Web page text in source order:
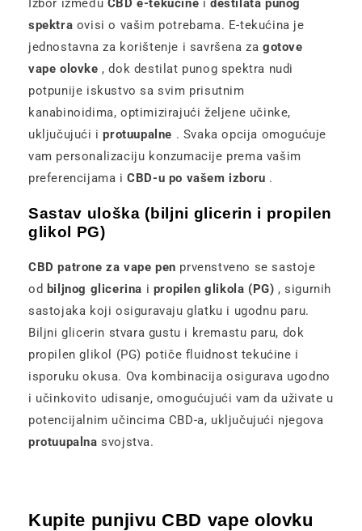
Izbor između CBD e-tekućine idestilata punog
spektra ovisi o vašim potrebama. E-tekućina je
jednostavna za korištenje i savršena za gotove
vape olovke , dok destilat punog spektra nudi
potpunije iskustvo sa svim prisutnim
kanabinoidima, optimizirajući željene učinke,
uključujući iprotuupalne . Svaka opcija omogućuje
vam personalizaciju konzumacije prema vašim
preferencijama iCBD-u po vašem izboru .
Sastav uloška (biljni glicerin i propilen
glikol PG)
CBD patrone za vape pen prvenstveno se sastoje
od biljnog glicerina i propilen glikola (PG) , sigurnih
sastojaka koji osiguravaju glatku i ugodnu paru.
Biljni glicerin stvara gustu i kremastu paru, dok
propilen glikol (PG) potiče fluidnost tekućine i
isporuku okusa. Ova kombinacija osigurava ugodno
i učinkovito udisanje, omogućujući vam da uživate u
potencijalnim učincima CBD-a, uključujući njegova
protuupalna svojstva.
Kupite punjivu CBD vape olovku